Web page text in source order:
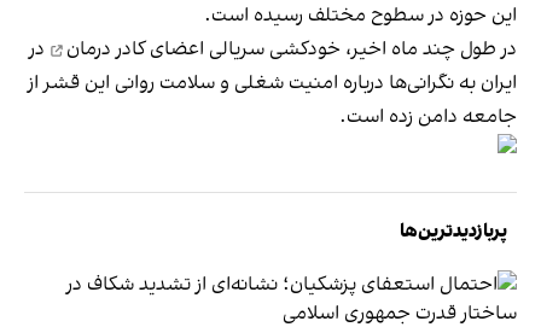
این حوزه در سطوح مختلف رسیده است.
در طول چند ماه اخیر، خودکشی سریالی اعضای کادر درمان
در
ایران به نگرانی‌ها درباره امنیت شغلی و سلامت روانی این قشر از
جامعه دامن زده است.
پربازدیدترین‌ها